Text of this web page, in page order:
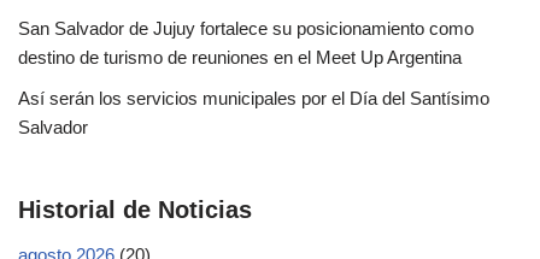
San Salvador de Jujuy fortalece su posicionamiento como
destino de turismo de reuniones en el Meet Up Argentina
Así serán los servicios municipales por el Día del Santísimo
Salvador
Historial de Noticias